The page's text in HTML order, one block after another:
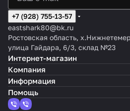
+7 (928) 755-13-57
eastshark80@bk.ru
Ростовская область,
улица Гайдара, 6/3, склад №23
Интернет-магазин
Компания
Информация
Помощь